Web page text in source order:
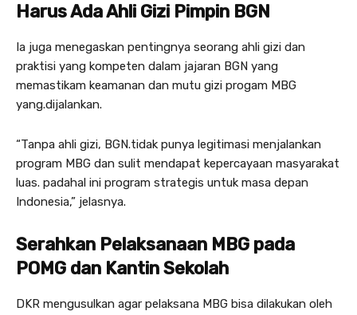
Harus Ada Ahli Gizi Pimpin BGN
Ia juga menegaskan pentingnya seorang ahli gizi dan
praktisi yang kompeten dalam jajaran BGN yang
memastikam keamanan dan mutu gizi progam MBG
yang.dijalankan.
“Tanpa ahli gizi, BGN.tidak punya legitimasi menjalankan
program MBG dan sulit mendapat kepercayaan masyarakat
luas. padahal ini program strategis untuk masa depan
Indonesia,” jelasnya.
Serahkan Pelaksanaan MBG pada
POMG dan Kantin Sekolah
DKR mengusulkan agar pelaksana MBG bisa dilakukan oleh